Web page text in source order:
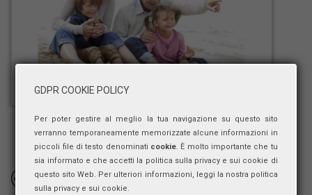
VIDEO
GDPR COOKIE POLICY
Per poter gestire al meglio la tua navigazione su questo sito
verranno temporaneamente memorizzate alcune informazioni in
piccoli file di testo denominati cookie. È molto importante che tu
sia informato e che accetti la politica sulla privacy e sui cookie di
questo sito Web. Per ulteriori informazioni, leggi la nostra politica
sulla privacy e sui cookie.